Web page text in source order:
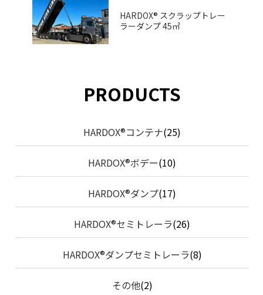
HARDOX® スクラップトレー
ラーダンプ 45㎥
PRODUCTS
HARDOX®コンテナ(25)
HARDOX®ボデー(10)
HARDOX®ダンプ(17)
HARDOX®セミトレーラ(26)
HARDOX®ダンプセミトレーラ(8)
その他(2)